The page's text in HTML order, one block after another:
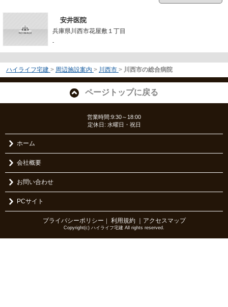
安井医院
兵庫県川西市花屋敷１丁目
-
ハイライフ宅建 > 周辺施設案内 > 川西市 > 川西市の総合病院
ページトップに戻る
営業時間:9:30～18:00
定休日: 水曜日・祝日
ホーム
会社概要
お問い合わせ
PCサイト
プライバシーポリシー ｜ 利用規約 ｜アクセスマップ
Copyright(c) ハイライフ宅建 All rights reserved.